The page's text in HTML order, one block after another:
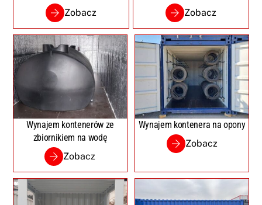
Zobacz
Zobacz
Wynajem kontenerów ze
zbiornikiem na wodę
Zobacz
Wynajem kontenera na opony
Zobacz